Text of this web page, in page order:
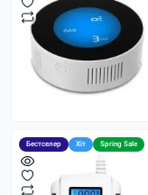
Бестселер Хіт Spring Sale